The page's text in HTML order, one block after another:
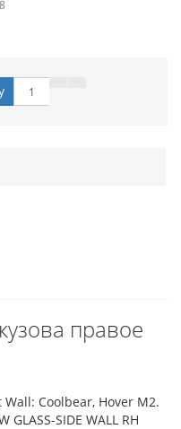
правое
Coolbear, Hover M2.
SIDE WALL RH